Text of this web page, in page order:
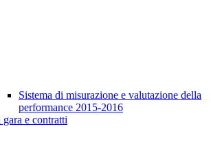
Sistema di misurazione e valutazione della
performance 2015-2016
e contratti